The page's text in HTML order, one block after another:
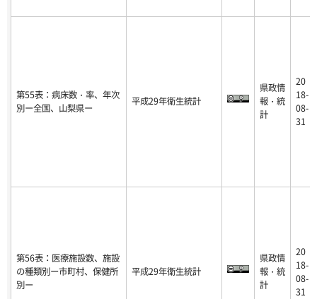
第55表：病床数・率、年次
別ー全国、山梨県ー
平成29年衛生統計
県政情
報・統
計
20
18-
08-
31
第56表：医療施設数、施設
の種類別ー市町村、保健所
別ー
平成29年衛生統計
県政情
報・統
計
20
18-
08-
31